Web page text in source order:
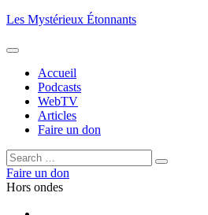
Aller
contenu
Les Mystérieux Étonnants
Accueil
Podcasts
WebTV
Articles
Faire un don
Rechercher :
Rechercher
Faire un don
Hors ondes